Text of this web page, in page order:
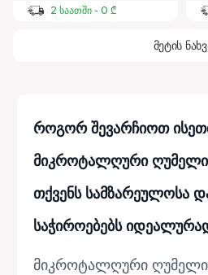
2 საათში - 0 ₾
მეტის
როგორ შევარჩიოთ
მიკროტალღური
თქვენს სამზარეულოსა
საჭიროებებს
მიკროტალღური